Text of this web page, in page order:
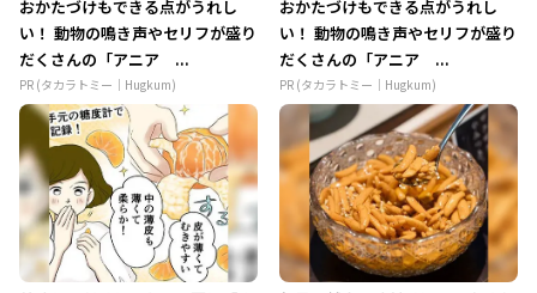
おかたづけもできる点がうれし
い！ 動物の鳴き声やセリフが盛り
だくさんの「アニア ...
PR (タカラトミー｜Hugkum)
おかたづけもできる点がうれし
い！ 動物の鳴き声やセリフが盛り
だくさんの「アニア ...
PR (タカラトミー｜Hugkum)